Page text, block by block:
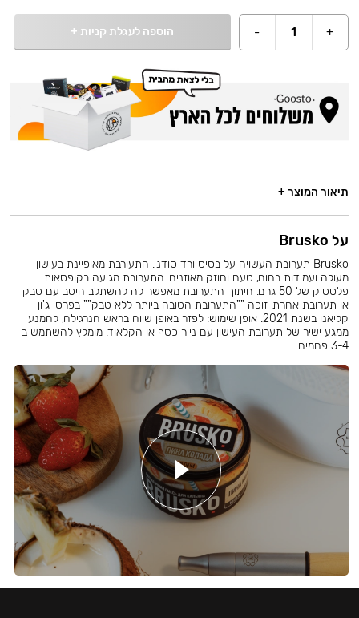
+
1
- הוספה לעגלת קניות +
תיאור המוצר +
על Brusko
Brusko תערובת העשויה על בסיס ורד סודני. התעורבת מאופיינת בעישון
מעולה ועמידות בחום, טעם וחוזק מאוזנים. התערובת מגיעה בקופסאות
פלסטיק של 50 גרם. חיתוך התערובת מאפשר לה להשתלב היטב עם טבק
או תערובת אחרת. זוכה ""התערובת הטובה ביותר ללא טבק"" בפרסי ג'ון
קליאנו בשנת 2021. אופן שימוש: לפזר באופן שווה בראש הנרגילה, להמנע
ממגע ישיר של תערובת העישון עם נייר כסף או הקלאוד. מומלץ להשתמש ב
3-4 פחמים.